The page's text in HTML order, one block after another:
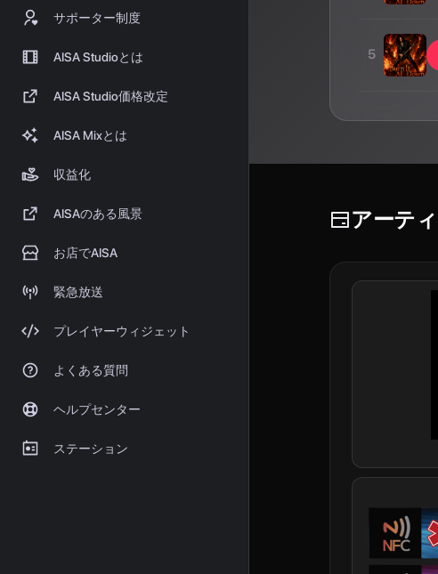
サポーター制度
AISA Studioとは
AISA Studio価格改定
AISA Mixとは
収益化
AISAのある風景
お店でAISA
緊急放送
プレイヤーウィジェット
よくある質問
ヘルプセンター
ステーション
5
アーテ